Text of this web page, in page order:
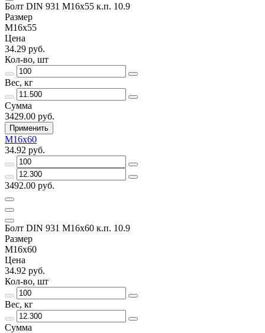
Болт DIN 931 М16х55 к.п. 10.9
Размер
М16х55
Цена
34.29 руб.
Кол-во, шт
Вес, кг
Сумма
3429.00 руб.
Применить
М16х60
34.92 руб.
3492.00 руб.
Болт DIN 931 М16х60 к.п. 10.9
Размер
М16х60
Цена
34.92 руб.
Кол-во, шт
Вес, кг
Сумма